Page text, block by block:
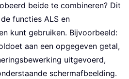
beide te combineren? Dit
functies ALS en
kunt gebruiken. Bijvoorbeeld:
aan een opgegeven getal,
uitgevoerd,
schermafbeelding.